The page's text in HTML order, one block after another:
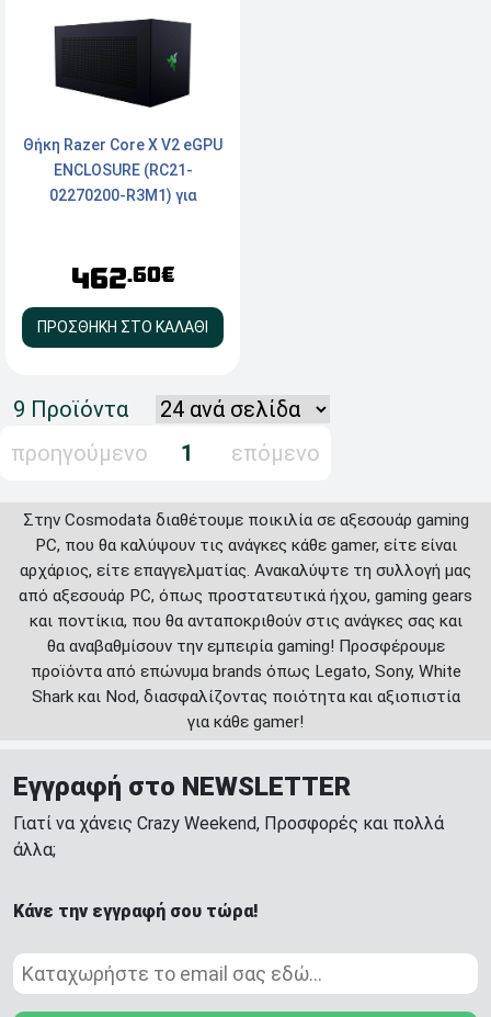
Θήκη Razer Core X V2 eGPU
ENCLOSURE (RC21-
02270200-R3M1) για
462.60€
ΠΡΟΣΘΗΚΗ ΣΤΟ ΚΑΛΑΘΙ
9 Προϊόντα
προηγούμενο
1 επόμενο
Στην Cosmodata διαθέτουμε ποικιλία σε αξεσουάρ gaming
PC, που θα καλύψουν τις ανάγκες κάθε gamer, είτε είναι
αρχάριος, είτε επαγγελματίας. Ανακαλύψτε τη συλλογή μας
από αξεσουάρ PC, όπως προστατευτικά ήχου, gaming gears
και ποντίκια, που θα ανταποκριθούν στις ανάγκες σας και
θα αναβαθμίσουν την εμπειρία gaming! Προσφέρουμε
προϊόντα από επώνυμα brands όπως Legato, Sony, White
Shark και Nod, διασφαλίζοντας ποιότητα και αξιοπιστία
για κάθε gamer!
Εγγραφή στο NEWSLETTER
Γιατί να χάνεις Crazy Weekend, Προσφορές και πολλά
άλλα;
Κάνε την εγγραφή σου τώρα!